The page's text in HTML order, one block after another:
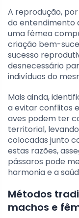
A reprodução,
do entendimento
uma fêmea
criação bem-
sucesso
desnecessário
indivíduos do
Mais ainda,
a evitar conflitos
aves podem ter
territorial,
colocadas junto
estas razões,
pássaros pode
harmonia e a
Métodos
machos e